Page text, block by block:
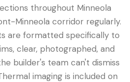
throughout Minneola
Minneola corridor regularly.
are formatted specifically to
clear, photographed, and
builder's team can't dismiss
imaging is included on